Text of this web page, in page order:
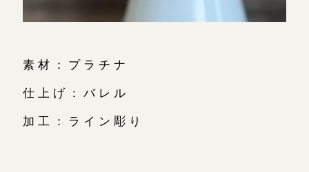
素材：プラチナ
仕上げ：バレル
加工：ライン彫り